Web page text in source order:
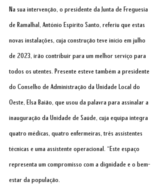
Na sua intervenção, o presidente da Junta de Freguesia
de Ramalhal, António Espírito Santo, referiu que estas
novas instalações, cuja construção teve início em julho
de 2023, irão contribuir para um melhor serviço para
todos os utentes. Presente esteve também a presidente
do Conselho de Administração da Unidade Local do
Oeste, Elsa Baião, que usou da palavra para assinalar a
inauguração da Unidade de Saúde, cuja equipa integra
quatro médicas, quatro enfermeiras, três assistentes
técnicas e uma assistente operacional. “Este espaço
representa um compromisso com a dignidade e o bem-
estar da população.